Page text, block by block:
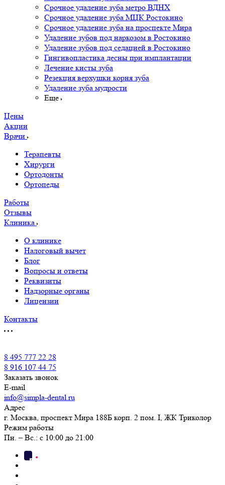
Срочное удаление зуба метро ВДНХ
Срочное удаление зуба МЦК Ростокино
Срочное удаление зуба на проспекте Мира
Удаление зубов под наркозом в Ростокино
Удаление зубов под седацией в Ростокино
Гингивопластика десны при имплантации
Лечение кисты зуба
Резекция верхушки корня зуба
Удаление зуба мудрости
Еще
Цены
Акции
Врачи
Терапевты
Хирурги
Ортодонты
Ортопеды
Работы
Отзывы
Клиника
О клинике
Налоговый вычет
Блог
Вопросы и ответы
Реквизиты
Надзорные органы
Лицензии
Контакты
8 495 777 22 28
8 916 107 44 75
Заказать звонок
E-mail
info@simpla-dental.ru
Адрес
г. Москва, проспект Мира 188Б корп. 2 пом. I, ЖК Триколор
Режим работы
Пн. – Вс.: с 10:00 до 21:00